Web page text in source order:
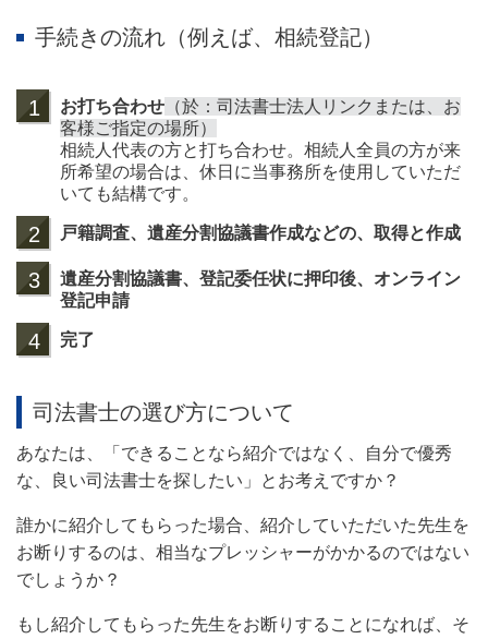
手続きの流れ（例えば、相続登記）
1 お打ち合わせ （於：司法書士法人リンクまたは、お
客様ご指定の場所）
相続人代表の方と打ち合わせ。相続人全員の方が来
所希望の場合は、休日に当事務所を使用していただ
いても結構です。
2 戸籍調査、遺産分割協議書作成などの、取得と作成
3
遺産分割協議書、登記委任状に押印後、オンライン
登記申請
4 完了
司法書士の選び方について
あなたは、「できることなら紹介ではなく、自分で優秀
な、良い司法書士を探したい」とお考えですか？
誰かに紹介してもらった場合、紹介していただいた先生を
お断りするのは、相当なプレッシャーがかかるのではない
でしょうか？
もし紹介してもらった先生をお断りすることになれば、そ